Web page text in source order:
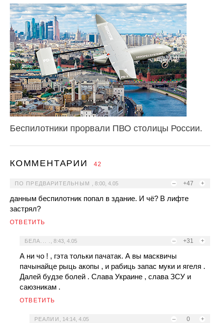
Беспилотники прорвали ПВО столицы России.
КОММЕНТАРИИ 42
– +47 +
ПО ПРЕДВАРИТЕЛЬНЫМ 8:00, 4.05
данным беспилотник попал в здание. И чё? В лифте
застрял?
ОТВЕТИТЬ
– +31 +
БЕЛА... . 8:43, 4.05
А ни чо ! , гэта тольки пачатак. А вы масквичы
пачынайце рыць акопы , и рабиць запас муки и ягеля .
Далей будзе болей . Слава Украине , слава ЗСУ и
саюзникам .
ОТВЕТИТЬ
– 0 +
РЕАЛИИ 14:14, 4.05